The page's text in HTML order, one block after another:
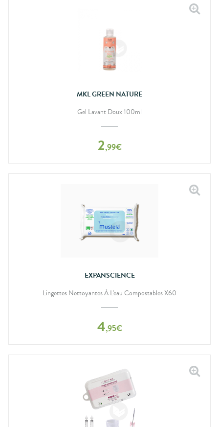
MKL GREEN NATURE
Gel Lavant Doux 100ml
2,99€
EXPANSCIENCE
Lingettes Nettoyantes À L'eau Compostables X60
4,95€